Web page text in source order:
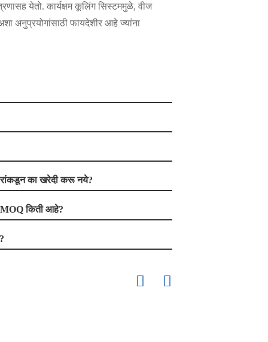
येतो. कार्यक्षम कूलिंग सिस्टममुळे, वीज
अनुप्रयोगांसाठी फायदेशीर आहे ज्यांना
का खरेदी करू नये?
MOQ किती आहे?